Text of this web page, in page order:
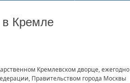
Кремле
Кремлевском дворце, ежегодно
Правительством города Москвы